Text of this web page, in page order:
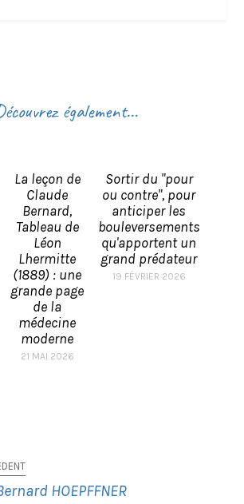
également...
La leçon de
Claude
Bernard,
Tableau de
Léon
Lhermitte
(1889) : une
grande page
de la
médecine
moderne
21 MAI 2026
Sortir du "pour
ou contre", pour
anticiper les
bouleversements
qu'apportent un
grand prédateur
19 FÉVRIER 2026
HOEPFFNER